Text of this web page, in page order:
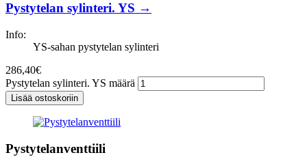
Pystytelan sylinteri. YS →
Info:
YS-sahan pystytelan sylinteri
286,40€
Pystytelan sylinteri. YS määrä
Lisää ostoskoriin
Pystytelanventtiili